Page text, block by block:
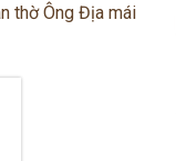
thờ Ông Địa mái